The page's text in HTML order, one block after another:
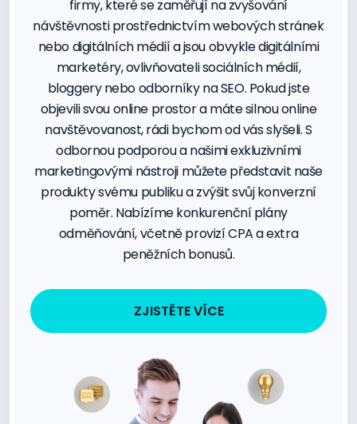
firmy, které se zaměřují na zvyšování
návštěvnosti prostřednictvím webových stránek
nebo digitálních médií a jsou obvykle digitálními
marketéry, ovlivňovateli sociálních médií,
bloggery nebo odborníky na SEO. Pokud jste
objevili svou online prostor a máte silnou online
navštěvovanost, rádi bychom od vás slyšeli. S
odbornou podporou a našimi exkluzivními
marketingovými nástroji můžete představit naše
produkty svému publiku a zvýšit svůj konverzní
poměr. Nabízíme konkurenční plány
odměňování, včetně provizí CPA a extra
peněžních bonusů.
ZJISTĚTE VÍCE